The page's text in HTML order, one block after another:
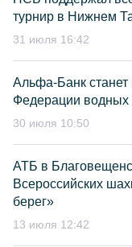
турнир в Нижнем
31 июля 16:42
Альфа-Банк
Федерации водных
30 июля 10:50
АТБ в
Всероссийских
берег»
13 июля 12:42